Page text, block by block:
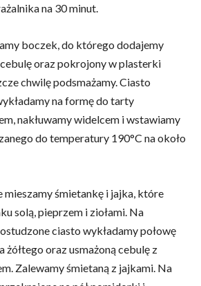
na 30 minut.
boczek, do którego dodajemy
oraz pokrojony w plasterki
chwilę podsmażamy. Ciasto
na formę do tarty
nakłuwamy widelcem i wstawiamy
do temperatury 190°C na około
mieszamy śmietankę i jajka, które
solą, pieprzem i ziołami. Na
ciasto wykładamy połowę
oraz usmażoną cebulę z
Zalewamy śmietaną z jajkami. Na